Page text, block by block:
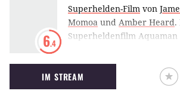
6.4
Superhelden-Film von
Momoa und Amber Heard.
Superheldenfilm Aquaman
Königreiches Atlantis ist.
Held aufsteigen und sein
IM STREAM